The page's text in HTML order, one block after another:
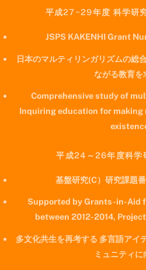
平成27−29年度 科学研
JSPS KAKENHI Grant
日本のマルティリンガリズムの
ながる教育を
Comprehensive study of
Inquiring education for
平成24～26年度科学
基盤研究(C）研究課題
Supported by Grants-in-Aid
between 2012-2014,
多文化共生を再考する 多言語アイ
ミュニティに